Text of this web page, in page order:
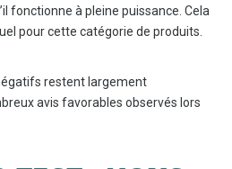
fonctionne à pleine puissance. Cela
pour cette catégorie de produits.
restent largement
avis favorables observés lors